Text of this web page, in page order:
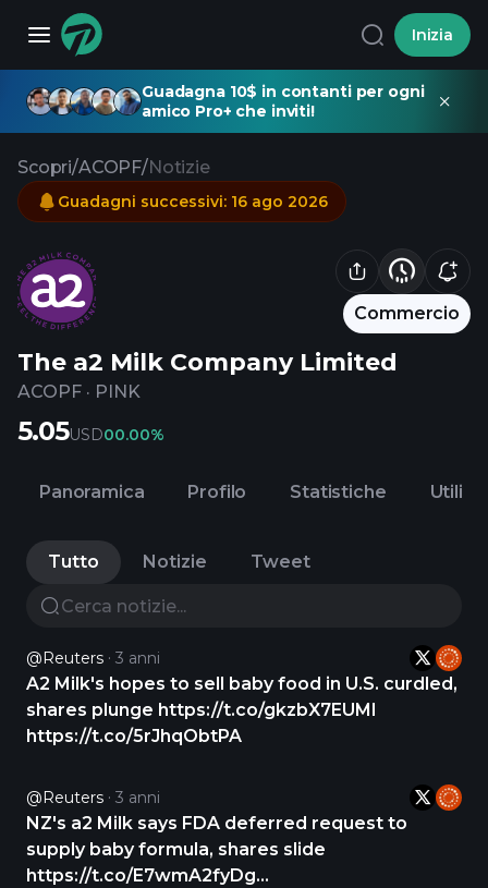
Inizia
Guadagna 10$ in contanti per ogni
amico Pro+ che inviti!
Scopri/ACOPF/Notizie
Commercio
The a2 Milk Company Limited
ACOPF · PINK
Guadagni successivi: 16 ago 2026
5.05USD00.00%
Panoramica Profilo Statistiche Utili
Tutto Notizie Tweet
@Reuters 3 anni
A2 Milk's hopes to sell baby food in U.S. curdled,
shares plunge https://t.co/gkzbX7EUMl
https://t.co/5rJhqObtPA
@Reuters 3 anni
NZ's a2 Milk says FDA deferred request to
supply baby formula, shares slide
https://t.co/E7wmA2fyDg